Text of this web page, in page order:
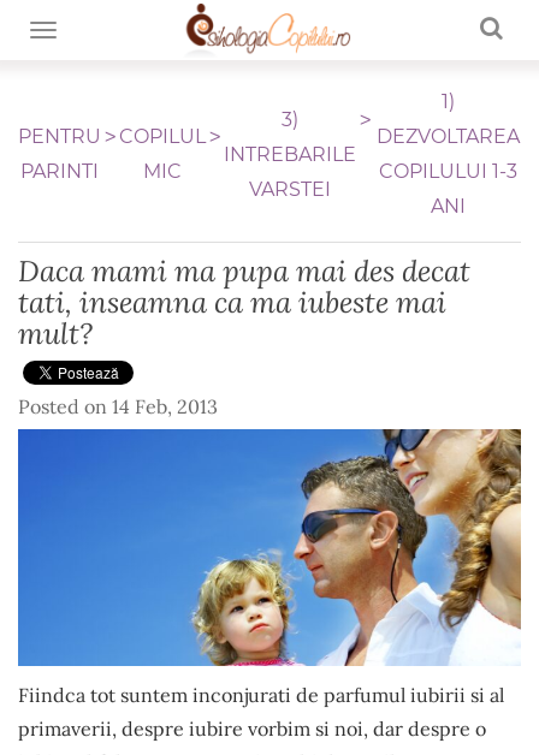
TOGGLE NAVIGATION
1)
DEZVOLTAREA
COPILULUI 1-3
ANI
3)
INTREBARILE
VARSTEI
COPILUL
MIC
PENTRU
PARINTI
Daca mami ma pupa mai des decat
tati, inseamna ca ma iubeste mai
mult?
Posted on 14 Feb, 2013
Fiindca tot suntem inconjurati de parfumul iubirii si al
primaverii, despre iubire vorbim si noi, dar despre o